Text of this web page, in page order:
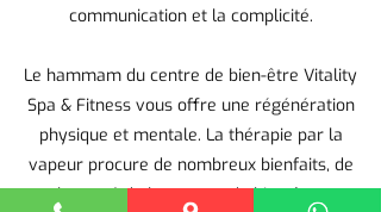
communication et la complicité.
Le hammam du centre de bien-être Vitality
Spa & Fitness vous offre une régénération
physique et mentale. La thérapie par la
vapeur procure de nombreux bienfaits, de
la santé de la peau et du bien-être